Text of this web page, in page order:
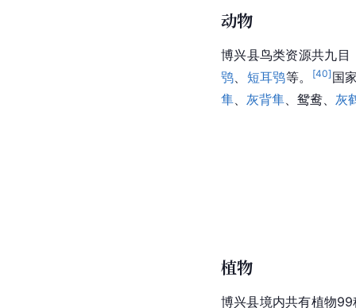
动物
博兴县鸟类资源共九
鸮
短耳鸮等。 [40] 国
隼
灰背隼 、鸳鸯、 灰
植物
博兴县境内共有植物